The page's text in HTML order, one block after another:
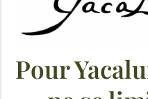
Pour